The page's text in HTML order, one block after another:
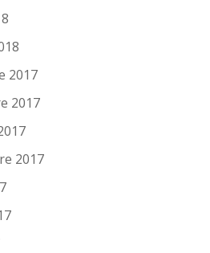
2017
2017
2017